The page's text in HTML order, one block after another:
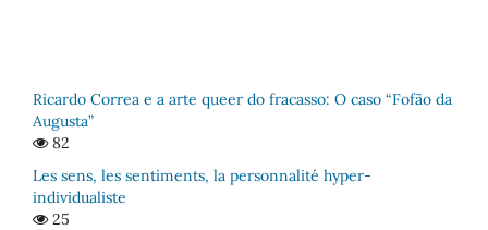
Ricardo Correa e a arte queer do fracasso: O caso “Fofão da
Augusta”
82
Les sens, les sentiments, la personnalité hyper-
individualiste
25